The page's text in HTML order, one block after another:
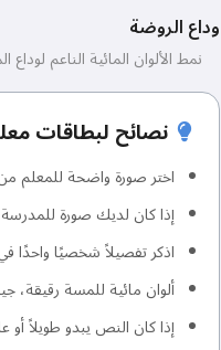
وداع الروضة
نمط الألوان المائية الناعم
نصائح لبطاقات
اختر صورة واضحة للمعلم
إذا كان لديك صورة
اذكر تفصيلاً شخصيًا
ألوان مائية للمسة رقيقة،
إذا كان النص يبدو طويلاً